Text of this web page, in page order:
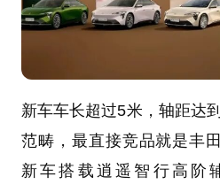
新车车长超过5米，轴距达
范畴，最直接竞品就是丰
新车搭载逍遥智行高阶